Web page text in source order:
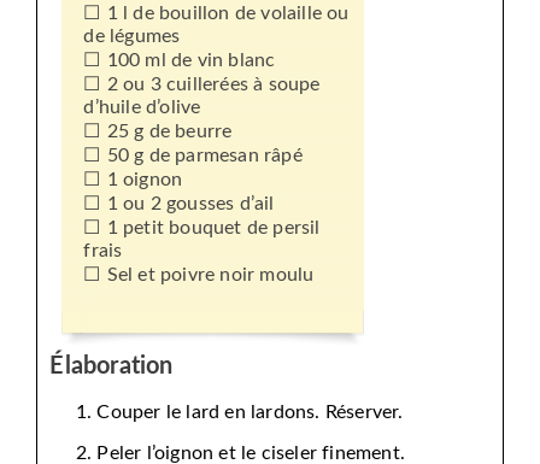
1 l de bouillon de volaille ou
de légumes
100 ml de vin blanc
2 ou 3 cuillerées à soupe
d’huile d’olive
25 g de beurre
50 g de parmesan râpé
1 oignon
1 ou 2 gousses d’ail
1 petit bouquet de persil
frais
Sel et poivre noir moulu
Élaboration
Couper le lard en lardons. Réserver.
Peler l’oignon et le ciseler finement.